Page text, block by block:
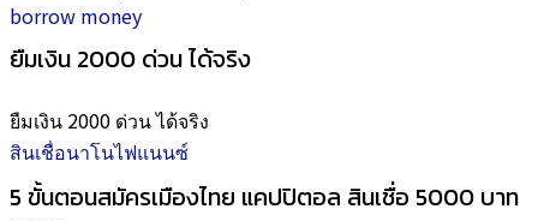
borrow money
ยืมเงิน 2000 ด่วน ได้จริง
ยืมเงิน 2000 ด่วน ได้จริง
สินเชื่อนาโนไฟแนนซ์
5 ขั้นตอนสมัครเมืองไทย แคปปิตอล สินเชื่อ 5000 บาท